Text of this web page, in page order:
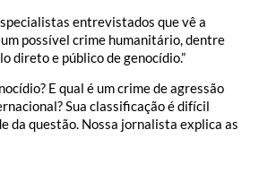
entrevistados que vê a
possível crime humanitário, dentre
direto e público de genocídio.”
E qual é um crime de agressão
Sua classificação é difícil
da questão. Nossa jornalista explica as